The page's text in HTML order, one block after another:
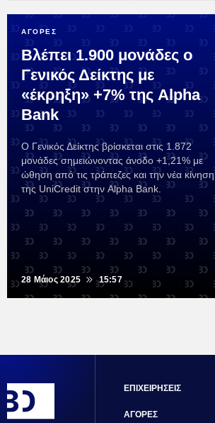
ΑΓΟΡΕΣ
Βλέπει 1.900 μονάδες ο
Γενικός Δείκτης με
«έκρηξη» +7% της Alpha
Bank
Ο Γενικός Δείκτης βρίσκεται στις 1.872
μονάδες σημειώνοντας άνοδο +1,21% με
ώθηση από τις τράπεζες και την νέα κίνηση
της UniCredit στην Alpha Bank.
28 Μάιος 2025 15:57
ΕΠΙΧΕΙΡΗΣΕΙΣ
ΑΓΟΡΕΣ